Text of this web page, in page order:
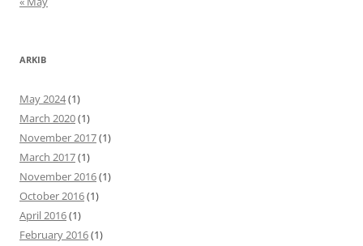
ARKIB
May 2024(1)
March 2020(1)
November 2017(1)
March 2017(1)
November 2016(1)
October 2016(1)
April 2016(1)
February 2016(1)